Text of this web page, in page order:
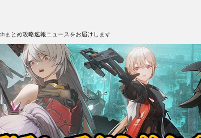
まとめ攻略速報ニュースをお届けします